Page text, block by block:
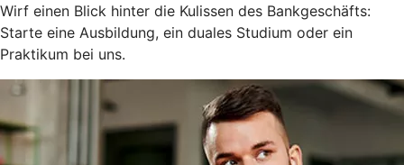
Wirf einen Blick hinter die Kulissen des Bankgeschäfts:
Starte eine Ausbildung, ein duales Studium oder ein
Praktikum bei uns.